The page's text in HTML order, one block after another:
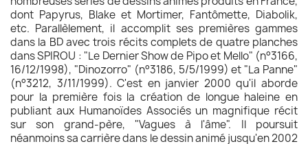
dont Papyrus, Blake et Mortimer, Fantômette, Diabolik,
etc. Parallèlement, il accomplit ses premières gammes
dans la BD avec trois récits complets de quatre planches
dans SPIROU : "Le Dernier Show de Pipo et Mello" (n°3166,
16/12/1998), "Dinozorro" (n°3186, 5/5/1999) et "La Panne"
(n°3212, 3/11/1999). C'est en janvier 2000 qu'il aborde
pour la première fois la création de longue haleine en
publiant aux Humanoïdes Associés un magnifique récit
sur son grand-père, "Vagues à l'âme". Il poursuit
néanmoins sa carrière dans le dessin animé jusqu'en 2002